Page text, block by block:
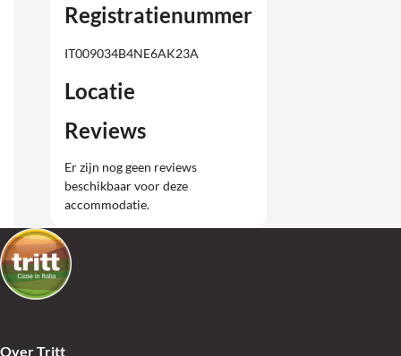
Registratienummer
IT009034B4NE6AK23A
Locatie
Reviews
Er zijn nog geen reviews
beschikbaar voor deze
accommodatie.
Over Tritt